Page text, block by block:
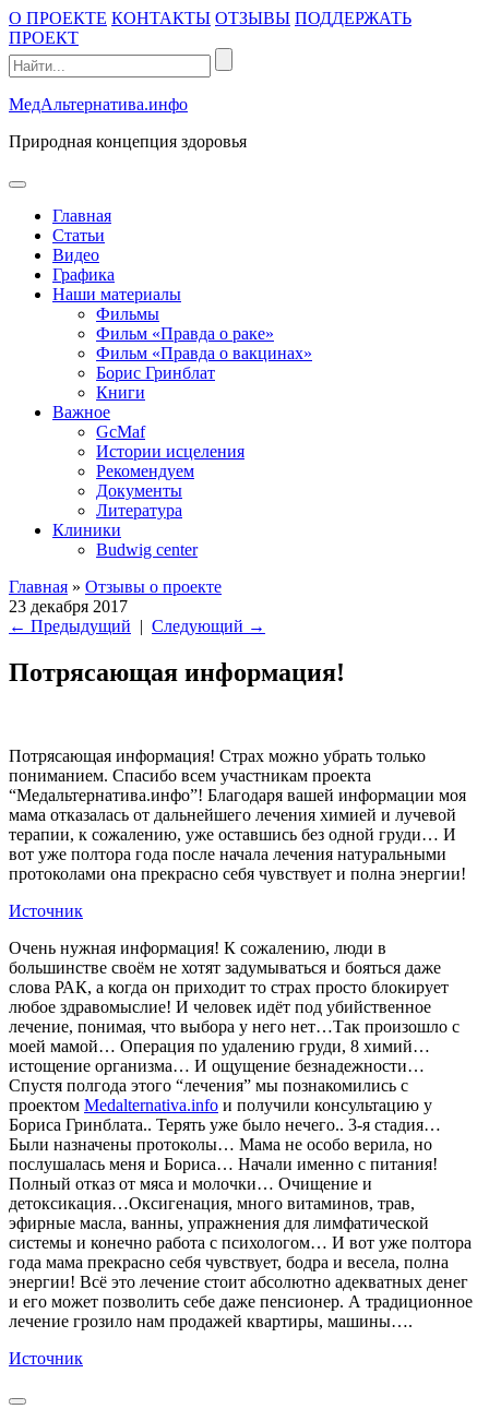
Промотать
к
содержимому
О ПРОЕКТЕ КОНТАКТЫ ОТЗЫВЫ ПОДДЕРЖАТЬ
ПРОЕКТ
МедАльтернатива.инфо
Природная концепция здоровья
открыть
Главная
Статьи
Видео
Графика
Наши материалы
Фильмы
Фильм «Правда о раке»
Фильм «Правда о вакцинах»
Борис Гринблат
Книги
Важное
GcMaf
Истории исцеления
Рекомендуем
Документы
Литература
Клиники
Budwig center
Главная » Отзывы о проекте
23 декабря 2017
← Предыдущий | Следующий →
Потрясающая информация!
Потрясающая информация! Страх можно убрать только
пониманием. Спасибо всем участникам проекта
“Медальтернатива.инфо”! Благодаря вашей информации моя
мама отказалась от дальнейшего лечения химией и лучевой
терапии, к сожалению, уже оставшись без одной груди… И
вот уже полтора года после начала лечения натуральными
протоколами она прекрасно себя чувствует и полна энергии!
Источник
Очень нужная информация! К сожалению, люди в
большинстве своём не хотят задумываться и бояться даже
слова РАК, а когда он приходит то страх просто блокирует
любое здравомыслие! И человек идёт под убийственное
лечение, понимая, что выбора у него нет…Так произошло с
моей мамой… Операция по удалению груди, 8 химий…
истощение организма… И ощущение безнадежности…
Спустя полгода этого “лечения” мы познакомились с
проектом Medalternativa.info и получили консультацию у
Бориса Гринблата.. Терять уже было нечего.. 3-я стадия…
Были назначены протоколы… Мама не особо верила, но
послушалась меня и Бориса… Начали именно с питания!
Полный отказ от мяса и молочки… Очищение и
детоксикация…Оксигенация, много витаминов, трав,
эфирные масла, ванны, упражнения для лимфатической
системы и конечно работа с психологом… И вот уже полтора
года мама прекрасно себя чувствует, бодра и весела, полна
энергии! Всё это лечение стоит абсолютно адекватных денег
и его может позволить себе даже пенсионер. А традиционное
лечение грозило нам продажей квартиры, машины….
Источник